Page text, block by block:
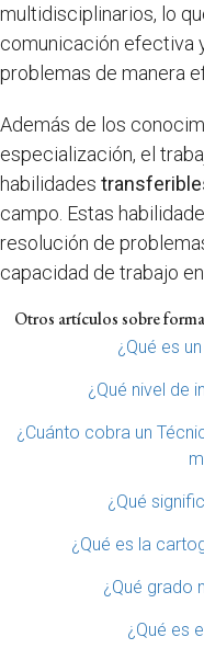
multidisciplinarios, lo
comunicación efectiva
problemas de manera
Además de los
especialización, el
habilidades
campo. Estas
resolución de
capacidad de trabajo
Otros artículos sobre
¿Qué es
¿Qué nivel de
¿Cuánto cobra un
¿Qué
¿Qué es la
¿Qué grado
¿Qué es